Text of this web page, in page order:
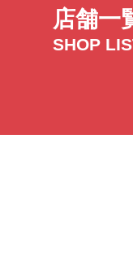
店舗一
SHOP